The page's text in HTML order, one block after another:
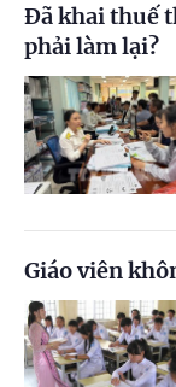
Đã khai thuế
phải làm lại?
Giáo viên